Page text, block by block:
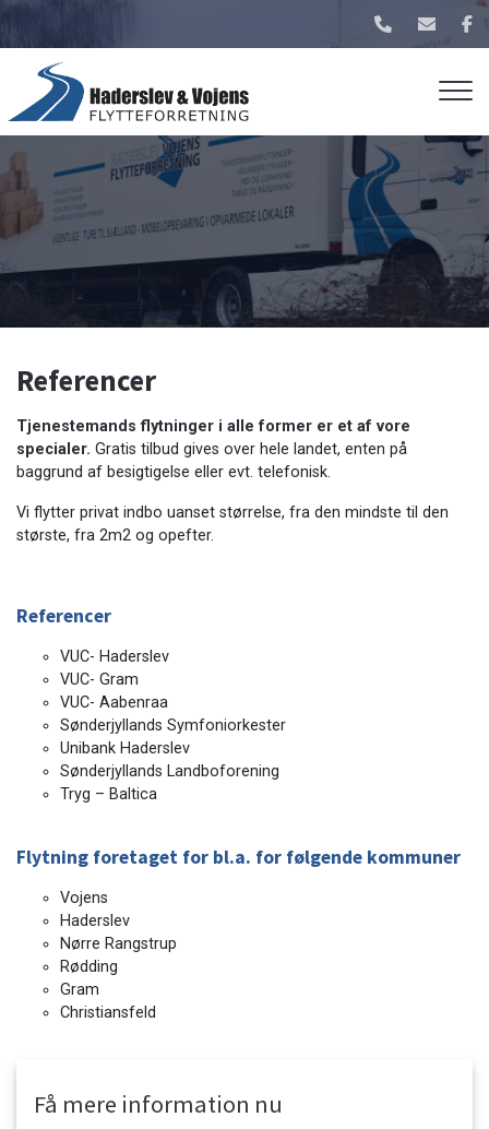
Gå
hovedindhold
Referencer
Tjenestemands flytninger i alle former er et af vore
specialer. Gratis tilbud gives over hele landet, enten på
baggrund af besigtigelse eller evt. telefonisk.
Vi flytter privat indbo uanset størrelse, fra den mindste til den
største, fra 2m2 og opefter.
Referencer
VUC- Haderslev
VUC- Gram
VUC- Aabenraa
Sønderjyllands Symfoniorkester
Unibank Haderslev
Sønderjyllands Landboforening
Tryg – Baltica
Flytning foretaget for bl.a. for følgende kommuner
Vojens
Haderslev
Nørre Rangstrup
Rødding
Gram
Christiansfeld
Få mere information nu